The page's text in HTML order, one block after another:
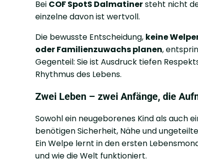
Bei COF SpotS Dalmatinersteht nicht
einzelne davon ist wertvoll.
Die bewusste Entscheidung, keine
oder Familienzuwachs planen,
Gegenteil: Sie ist Ausdruck tiefen
Rhythmus des Lebens.
Zwei Leben – zwei Anfänge, die
Sowohl ein neugeborenes Kind als auch
benötigen Sicherheit, Nähe und
Ein Welpe lernt in den ersten
und wie die Welt funktioniert.